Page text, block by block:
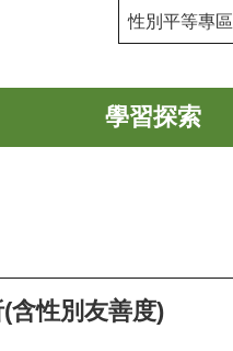
性別平等專區
學習探索
含性別友善度)